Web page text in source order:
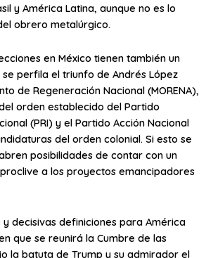
y América Latina, aunque no es lo
obrero metalúrgico.
en México tienen también un
perfila el triunfo de Andrés López
de Regeneración Nacional (MORENA),
orden establecido del Partido
(PRI) y el Partido Acción Nacional
del orden colonial. Si esto se
posibilidades de contar con un
a los proyectos emancipadores
decisivas definiciones para América
que se reunirá la Cumbre de las
la batuta de Trump y su admirador el